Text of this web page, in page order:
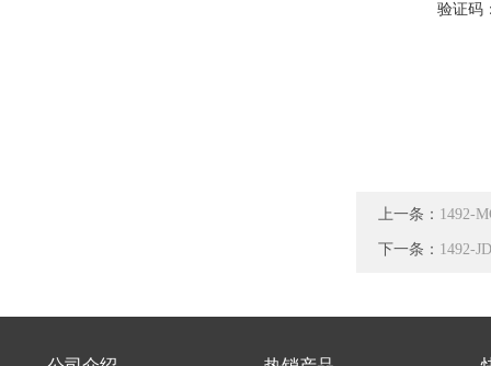
验证码
上一条： 1492-
下一条： 1492-